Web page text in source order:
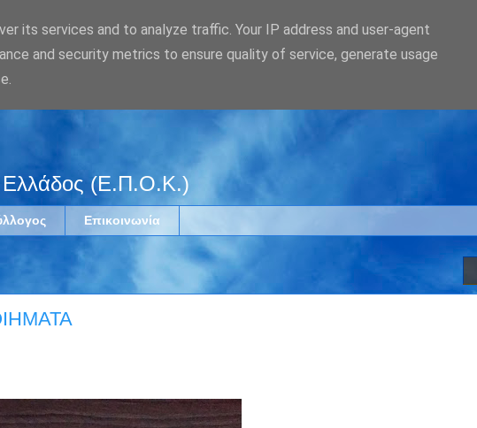
Ελλάδος (Ε.Π.Ο.Κ.)
Επικοινωνία
its services and to analyze traffic. Your IP address and user-agent
and security metrics to ensure quality of service, generate usage